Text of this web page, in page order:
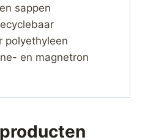
sappen
polyethyleen
en magnetron